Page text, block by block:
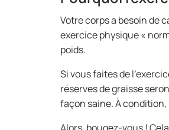
Votre corps a besoin de
exercice physique «
poids.
Si vous faites de
réserves de graisse
façon saine. À